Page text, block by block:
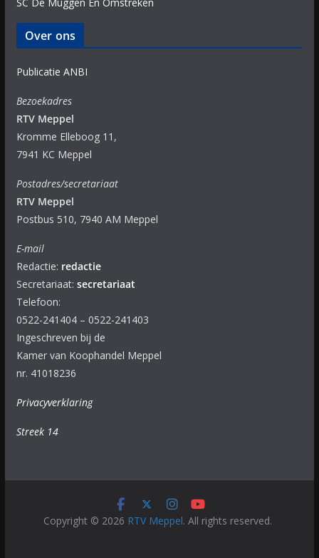
Over ons
Publicatie ANBI
Bezoekadres
RTV Meppel
Kromme Elleboog 11,
7941 KC Meppel
Postadres/secretariaat
RTV Meppel
Postbus 510, 7940 AM Meppel
E-mail
Redactie: redactie
Secretariaat: secretariaat
Telefoon:
0522-241404 – 0522-241403
Ingeschreven bij de
Kamer van Koophandel Meppel
nr. 41018236
Privacyverklaring
Streek 14
Copyright © 2026 RTV Meppel. All rights reserved.